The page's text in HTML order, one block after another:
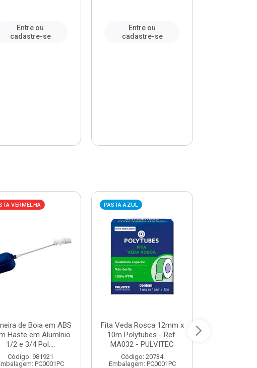
Entre ou
cadastre-se
Entre ou
cadastre-se
VERMELHA
de Boia em ABS
Haste em Alumínio
1/2 e 3/4 Pol....
Código: 981921
PC0001PC
PASTA AZUL
Fita Veda Rosca 12mm x
10m Polytubes - Ref.
MA032 - PULVITEC
Código: 20734
Embalagem: PC0001PC